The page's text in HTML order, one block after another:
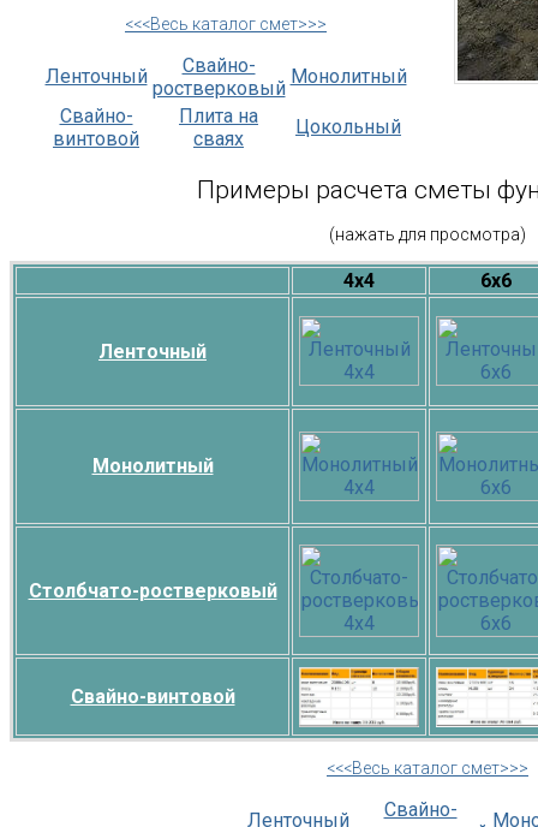
<<<Весь каталог смет>>>
Ленточный
Свайно-
ростверковый
Монолитный
Свайно-
винтовой
Плита на
сваях
Цокольный
Примеры расчета сметы
(нажать для просмотра)
4х4 6х6
Ленточный
Монолитный
Столбчато-ростверковый
Свайно-винтовой
<<<Весь каталог смет>>>
Ленточный
Свайно-